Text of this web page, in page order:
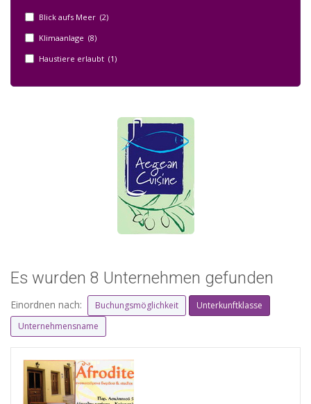
Blick aufs Meer (2)
Klimaanlage (8)
Haustiere erlaubt (1)
Es wurden 8 Unternehmen gefunden
Einordnen nach: Buchungsmöglichkeit
Unterkunftklasse
Unternehmensname